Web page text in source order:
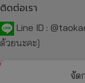
จัด
ติดต่อเรา
Line ID :
ด้วยนะคะ]
092-872-